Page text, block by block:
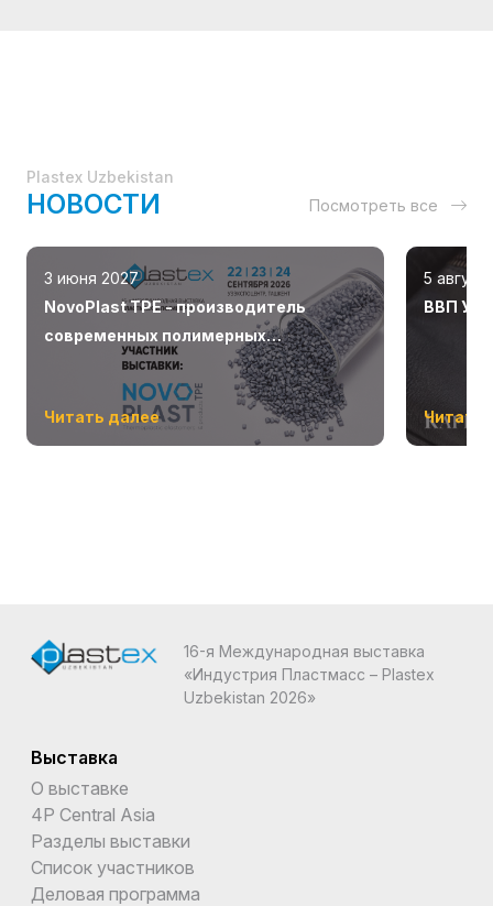
Plastex Uzbekistan
НОВОСТИ Посмотреть все
3 июня 2027
NovoPlast TPE - производитель
современных полимерных
материалов в Чирчике.
Читать далее
5
ВВП
Читать
16-я Международная выставка
«Индустрия Пластмасс – Plastex
Uzbekistan 2026»
Выставка
О выставке
4P Central Asia
Разделы выставки
Список участников
Деловая программа